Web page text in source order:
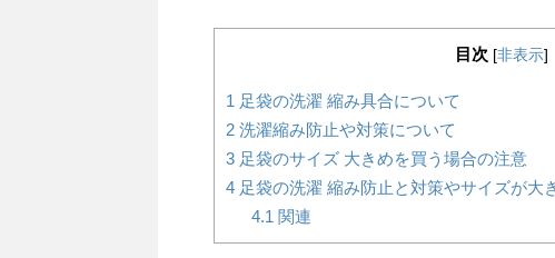
目次 [非表示]
1 足袋の洗濯 縮み具合について
2 洗濯縮み防止や対策について
3 足袋のサイズ 大きめを買う場合の注意
4 足袋の洗濯 縮み防止と対策やサイズが大
4.1 関連